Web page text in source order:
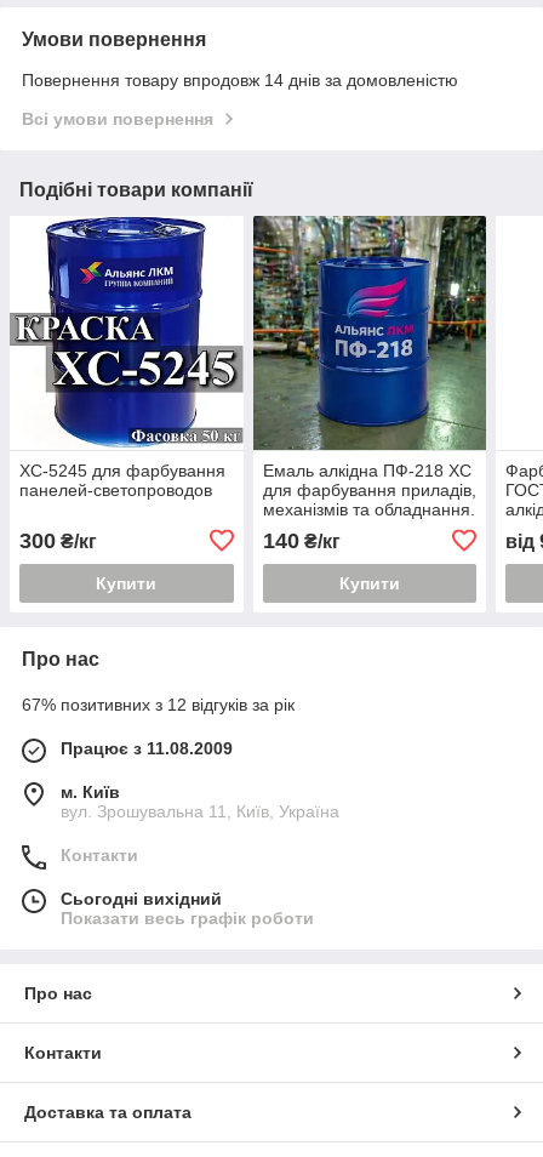
Умови повернення
Повернення товару впродовж 14 днів за домовленістю
Всі умови повернення
Подібні товари компанії
ХС-5245 для фарбування
панелей-светопроводов
300 ₴/кг
Купити
Емаль алкідна ПФ-218 ХС
для фарбування приладів,
механізмів та обладнання.
140₴/кг
Купити
від
Про нас
67% позитивних з 12 відгуків за рік
Працює з 11.08.2009
м. Київ
вул. Зрошувальна 11, Київ, Україна
Контакти
Сьогодні вихідний
Показати весь графік роботи
Про нас
Контакти
Доставка та оплата